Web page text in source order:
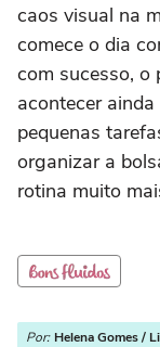
caos visual na
comece o dia
com sucesso, o
acontecer
pequenas
organizar a
rotina muito
Por: Helena Gomes /